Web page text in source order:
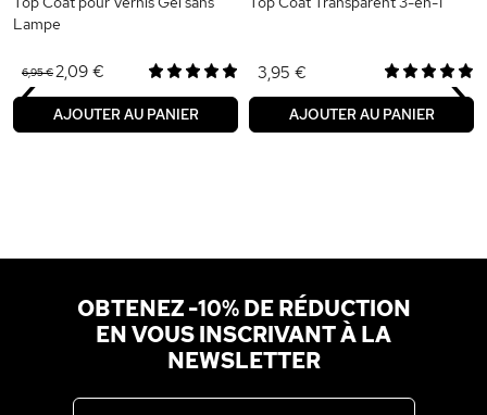
Lampe
6,95 €2,09 €
AJOUTER AU PANIER
3,95 €
AJOUTER AU PANIER
‹ ›
OBTENEZ -10% DE RÉDUCTION
EN VOUS INSCRIVANT À LA
NEWSLETTER